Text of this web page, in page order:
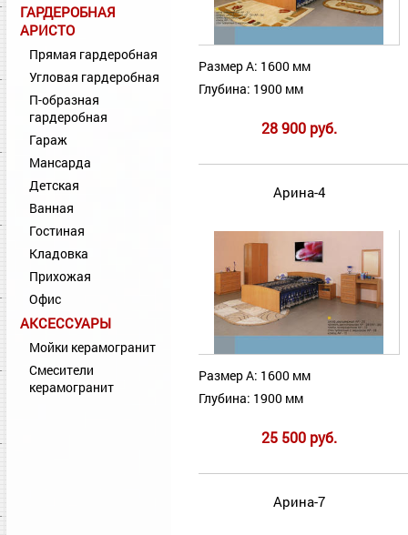
ГАРДЕРОБНАЯ
АРИСТО
Прямая гардеробная
Угловая гардеробная
П-образная
гардеробная
Гараж
Мансарда
Детская
Ванная
Гостиная
Кладовка
Прихожая
Офис
АКСЕССУАРЫ
Мойки керамогранит
Смесители
керамогранит
Размер А: 1600 мм
Глубина: 1900 мм
28 900 руб.
Арина-4
Размер А: 1600 мм
Глубина: 1900 мм
25 500 руб.
Арина-7